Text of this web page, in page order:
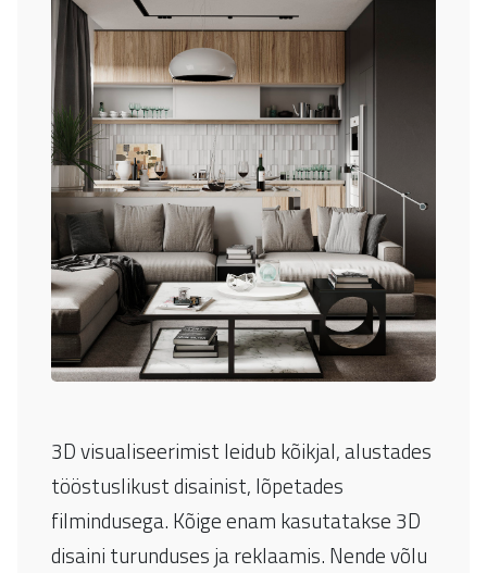
3D visualiseerimist leidub kõikjal, alustades
tööstuslikust disainist, lõpetades
filmindusega. Kõige enam kasutatakse 3D
disaini turunduses ja reklaamis. Nende võlu